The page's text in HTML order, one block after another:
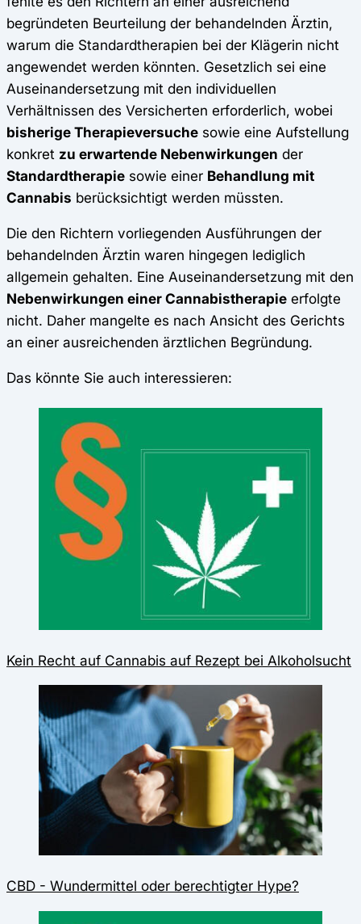
begründeten Beurteilung der behandelnden Ärztin,
warum die Standardtherapien bei der Klägerin nicht
angewendet werden könnten. Gesetzlich sei eine
Auseinandersetzung mit den individuellen
Verhältnissen des Versicherten erforderlich, wobei
bisherige Therapieversuche sowie eine Aufstellung
konkret zu erwartende Nebenwirkungen der
Standardtherapie sowie einer Behandlung mit
Cannabis berücksichtigt werden müssten.
Die den Richtern vorliegenden Ausführungen der
behandelnden Ärztin waren hingegen lediglich
allgemein gehalten. Eine Auseinandersetzung mit den
Nebenwirkungen einer Cannabistherapie erfolgte
nicht. Daher mangelte es nach Ansicht des Gerichts
an einer ausreichenden ärztlichen Begründung.
Das könnte Sie auch interessieren:
Kein Recht auf Cannabis auf Rezept bei Alkoholsucht
CBD - Wundermittel oder berechtigter Hype?